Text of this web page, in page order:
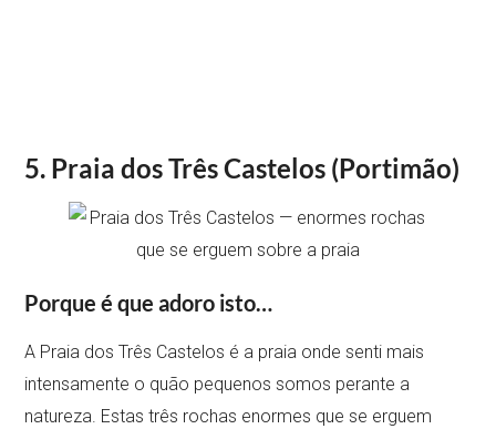
5. Praia dos Três Castelos (Portimão)
Porque é que adoro isto…
A Praia dos Três Castelos é a praia onde senti mais
intensamente o quão pequenos somos perante a
natureza. Estas três rochas enormes que se erguem